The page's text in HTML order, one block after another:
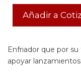
Añadir a
Enfriador que por
apoyar